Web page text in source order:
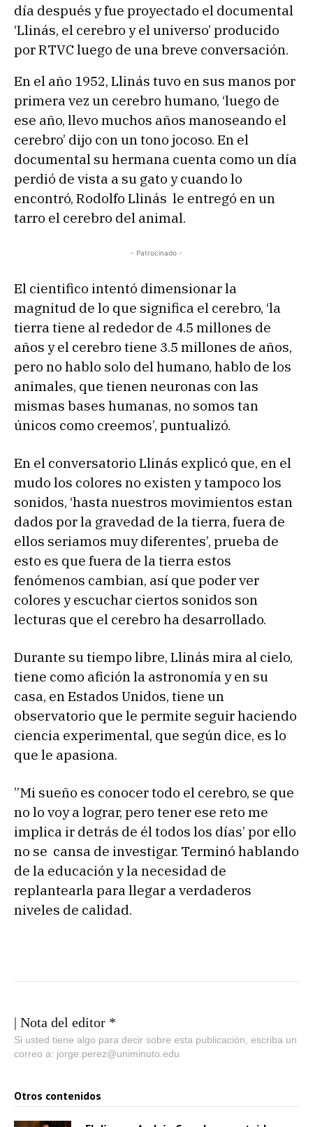
día después y fue proyectado el documental
‘Llinás, el cerebro y el universo’ producido
por RTVC luego de una breve conversación.
En el año 1952, Llinás tuvo en sus manos por
primera vez un cerebro humano, ‘luego de
ese año, llevo muchos años manoseando el
cerebro’ dijo con un tono jocoso. En el
documental su hermana cuenta como un día
perdió de vista a su gato y cuando lo
encontró, Rodolfo Llinás le entregó en un
tarro el cerebro del animal.
- Patrocinado -
El cientifico intentó dimensionar la
magnitud de lo que significa el cerebro, ‘la
tierra tiene al rededor de 4.5 millones de
años y el cerebro tiene 3.5 millones de años,
pero no hablo solo del humano, hablo de los
animales, que tienen neuronas con las
mismas bases humanas, no somos tan
únicos como creemos’, puntualizó.
En el conversatorio Llinás explicó que, en el
mudo los colores no existen y tampoco los
sonidos, ‘hasta nuestros movimientos estan
dados por la gravedad de la tierra, fuera de
ellos seriamos muy diferentes’, prueba de
esto es que fuera de la tierra estos
fenómenos cambian, así que poder ver
colores y escuchar ciertos sonidos son
lecturas que el cerebro ha desarrollado.
Durante su tiempo libre, Llinás mira al cielo,
tiene como afición la astronomía y en su
casa, en Estados Unidos, tiene un
observatorio que le permite seguir haciendo
ciencia experimental, que según dice, es lo
que le apasiona.
”Mi sueño es conocer todo el cerebro, se que
no lo voy a lograr, pero tener ese reto me
implica ir detrás de él todos los días’ por ello
no se cansa de investigar. Terminó hablando
de la educación y la necesidad de
replantearla para llegar a verdaderos
niveles de calidad.
| Nota del editor *
Si usted tiene algo para decir sobre esta publicación, escriba un
correo a: jorge.perez@uniminuto.edu
Otros contenidos